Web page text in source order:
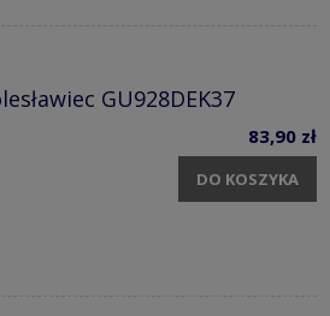
GU928DEK37
83,90 zł
DO KOSZYKA